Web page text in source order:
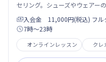
セリング。シューズやウェアー
入会金 11,000円(税込) フル
7時〜23時
オンラインレッスン クレ